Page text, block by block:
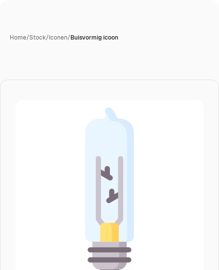
Home/Stock/Iconen/Buisvormig icoon